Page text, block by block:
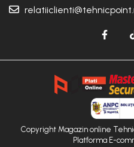
Copyright Magazin online
Platforma E-